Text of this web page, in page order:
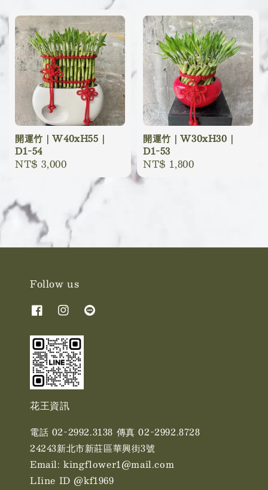
開運竹｜W40xH55｜
D1-54
Regular
NT$ 3,000
開運竹｜W30xH30｜
D1-53
Regular
price
NT$ 1,800
Follow us
花王資訊
電話 02-2992.3138 傳真 02-2992.8728
24243新北市新莊區華興街3號
Email: kingflower1@mail.com
LIine ID @kf1969